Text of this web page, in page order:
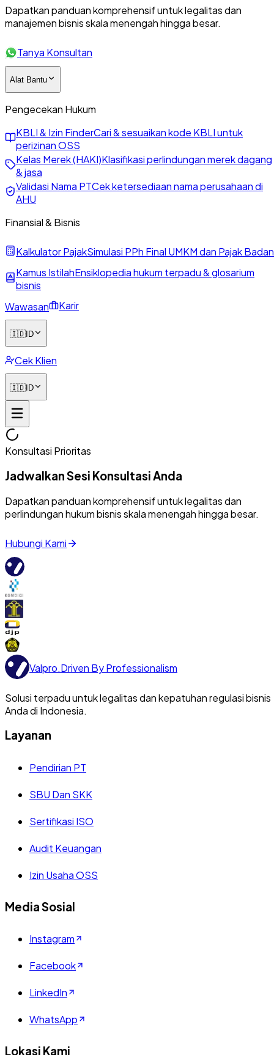
Dapatkan panduan komprehensif untuk legalitas dan
manajemen bisnis skala menengah hingga besar.
Tanya Konsultan
Alat Bantu
Pengecekan Hukum
KBLI & Izin FinderCari & sesuaikan kode KBLI untuk
perizinan OSS
Kelas Merek (HAKI)Klasifikasi perlindungan merek dagang
& jasa
Validasi Nama PTCek ketersediaan nama perusahaan di
AHU
Finansial & Bisnis
Kalkulator PajakSimulasi PPh Final UMKM dan Pajak Badan
Kamus IstilahEnsiklopedia hukum terpadu & glosarium
bisnis
Wawasan
Karir
🇮🇩ID
Cek Klien
🇮🇩ID
Konsultasi Prioritas
Jadwalkan Sesi Konsultasi Anda
Dapatkan panduan komprehensif untuk legalitas dan
perlindungan hukum bisnis skala menengah hingga besar.
Hubungi Kami
Valpro.Driven By Professionalism
Solusi terpadu untuk legalitas dan kepatuhan regulasi bisnis
Anda di Indonesia.
Layanan
Pendirian PT
SBU Dan SKK
Sertifikasi ISO
Audit Keuangan
Izin Usaha OSS
Media Sosial
Instagram
Facebook
LinkedIn
WhatsApp
Lokasi Kami